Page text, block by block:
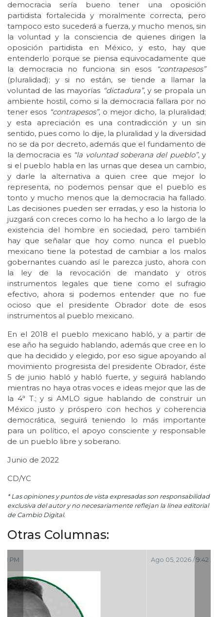
democracia sería bueno tener una oposición
partidista fortalecida y moralmente correcta, pero
tampoco esto sucederá a fuerza, y mucho menos, sin
la voluntad y la consciencia de quienes dirigen la
oposición partidista en México, y esto, hay que
entenderlo porque se piensa equivocadamente que
la democracia no funciona sin esos
“contrapesos”
(pluralidad); y si no están, se tiende a llamar la
voluntad de las mayorías “dictadura”, y se propala un
ambiente hostil, como si la democracia fallara por no
tener esos “contrapesos”,o mejor dicho, la pluralidad;
y esta apreciación es una contradicción y un sin
sentido, pues como lo dije, la pluralidad y la diversidad
no se da por decreto, además que el fundamento de
la democracia es “la voluntad soberana del pueblo”, y
si el pueblo habla en las urnas que desea un cambio,
y darle la alternativa a quien cree que mejor lo
representa, no podemos pensar que el pueblo es
tonto y mucho menos que la democracia ha fallado.
Las decisiones pueden ser erradas, y eso la historia lo
juzgará con creces como lo ha hecho a lo largo de la
existencia del hombre en sociedad, pero también
hay que señalar que hoy como nunca el pueblo
mexicano tiene la potestad de cambiar a los malos
gobernantes cuando así le parezca justo, ahora con
la ley de la revocación de mandato y otros
instrumentos legales que tiene como el sufragio
efectivo, ahora si podemos entender que no fue
ocioso que el presidente Obrador dote de esos
instrumentos al pueblo mexicano.
En el 2018 el pueblo mexicano habló, y a partir de
ese año ha seguido hablando, además que cree en lo
que ha decidido y elegido, por eso sigue apoyando al
movimiento progresista del presidente Obrador, éste
5 de junio habló y habló fuerte, y seguirá hablando
mientras no haya otras voces e ideas mejor que las de
la 4ª T.; y si AMLO sigue hablando de construir un
México justo y próspero con hechos y coherencia
democrática, seguirá teniendo lo más importante
para un político, el apoyo consciente y responsable
de un pueblo libre y soberano.
Junio de 2022
CD/YC
* Las opiniones y puntos de vista expresadas son responsabilidad
exclusiva del autor y no necesariamente reflejan la línea editorial
de Cambio Digital.
Otras Columnas:
Ago 05, 2026 / 9:42 AM